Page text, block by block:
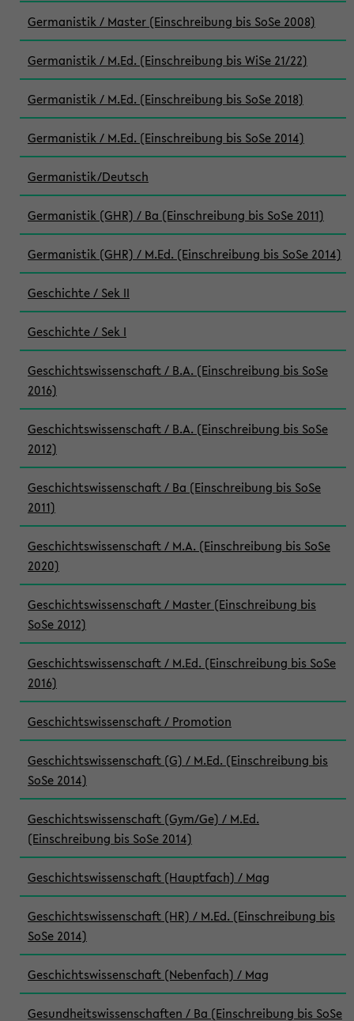
Germanistik / Master (Einschreibung bis SoSe 2008)
Germanistik / M.Ed. (Einschreibung bis WiSe 21/22)
Germanistik / M.Ed. (Einschreibung bis SoSe 2018)
Germanistik / M.Ed. (Einschreibung bis SoSe 2014)
Germanistik/Deutsch
Germanistik (GHR) / Ba (Einschreibung bis SoSe 2011)
Germanistik (GHR) / M.Ed. (Einschreibung bis SoSe 2014)
Geschichte / Sek II
Geschichte / Sek I
Geschichtswissenschaft / B.A. (Einschreibung bis SoSe
2016)
Geschichtswissenschaft / B.A. (Einschreibung bis SoSe
2012)
Geschichtswissenschaft / Ba (Einschreibung bis SoSe
2011)
Geschichtswissenschaft / M.A. (Einschreibung bis SoSe
2020)
Geschichtswissenschaft / Master (Einschreibung bis
SoSe 2012)
Geschichtswissenschaft / M.Ed. (Einschreibung bis SoSe
2016)
Geschichtswissenschaft / Promotion
Geschichtswissenschaft (G) / M.Ed. (Einschreibung bis
SoSe 2014)
Geschichtswissenschaft (Gym/Ge) / M.Ed.
(Einschreibung bis SoSe 2014)
Geschichtswissenschaft (Hauptfach) / Mag
Geschichtswissenschaft (HR) / M.Ed. (Einschreibung bis
SoSe 2014)
Geschichtswissenschaft (Nebenfach) / Mag
Gesundheitswissenschaften / Ba (Einschreibung bis SoSe